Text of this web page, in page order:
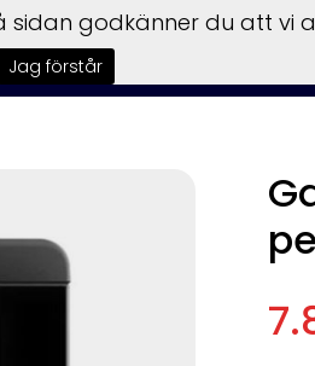
Båttrailer
godkänner du att vi
Jag förstår